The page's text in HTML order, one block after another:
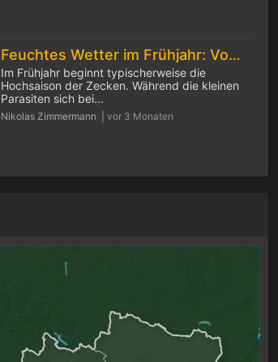
Feuchtes Wetter im Frühjahr: Vorsicht Zecken!
Nikolas Zimmermann | vor 3 Monaten
Im Frühjahr beginnt typischerweise die
Hochsaison der Zecken. Während die kleinen
Parasiten sich bei...